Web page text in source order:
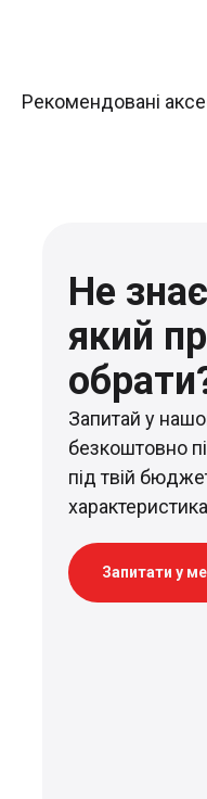
Рекомендовані
Не
який
Запитай у
безкоштовно
під твій
Запитати у